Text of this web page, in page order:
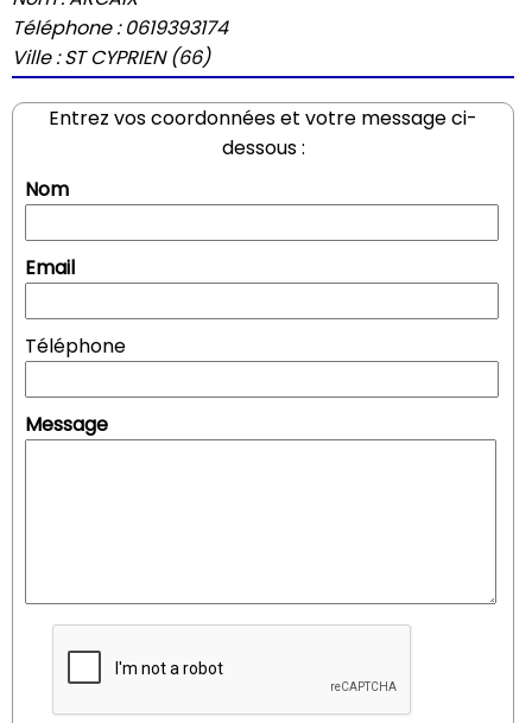
Téléphone : 0619393174
Ville : ST CYPRIEN (66)
Entrez vos coordonnées et votre message ci-
dessous :
Nom
Email
Téléphone
Message